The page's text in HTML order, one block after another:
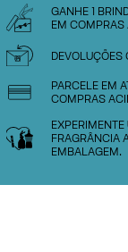
GANHE 1
EM
DEVOLUÇÕES
PARCELE EM
COMPRAS
FRAGRÂNCIA
EMBALAGEM.